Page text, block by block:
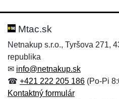
Hodnotenie:
Meno:*
Meno:
E-mail:*
Mtac.sk
Netnakup s.r.o., Tyršova 271,
republika
✉ info@netnakup.sk
☎ +421 222 205 186 (Po-Pi
Kontaktný formulár